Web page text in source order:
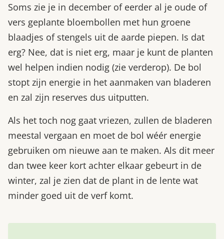
Soms zie je in december of eerder al je oude of
vers geplante bloembollen met hun groene
blaadjes of stengels uit de aarde piepen. Is dat
erg? Nee, dat is niet erg, maar je kunt de planten
wel helpen indien nodig (zie verderop). De bol
stopt zijn energie in het aanmaken van bladeren
en zal zijn reserves dus uitputten.
Als het toch nog gaat vriezen, zullen de bladeren
meestal vergaan en moet de bol wéér energie
gebruiken om nieuwe aan te maken. Als dit meer
dan twee keer kort achter elkaar gebeurt in de
winter, zal je zien dat de plant in de lente wat
minder goed uit de verf komt.